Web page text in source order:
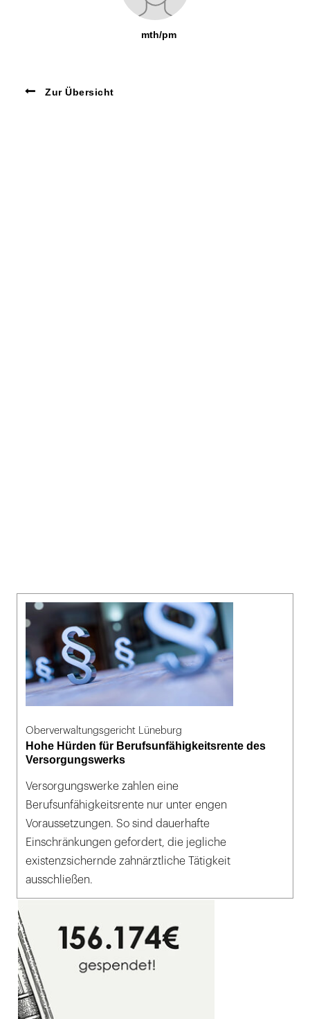
mth/pm
Zur Übersicht
Oberverwaltungsgericht Lüneburg
Hohe Hürden für Berufsunfähigkeitsrente des
Versorgungswerks
Versorgungswerke zahlen eine
Berufsunfähigkeitsrente nur unter engen
Voraussetzungen. So sind dauerhafte
Einschränkungen gefordert, die jegliche
existenzsichernde zahnärztliche Tätigkeit
ausschließen.